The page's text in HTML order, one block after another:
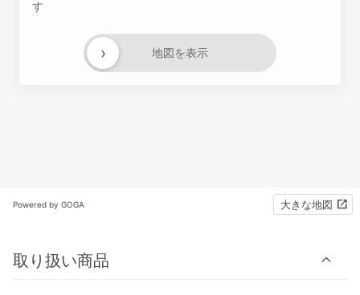
す
地図を表示
›
Powered by GOGA 大きな地図
取り扱い商品